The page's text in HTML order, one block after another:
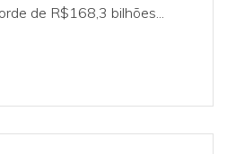
de R$168,3 bilhões...